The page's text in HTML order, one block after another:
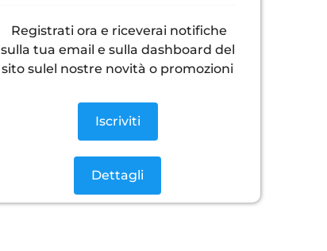
Registrati ora e riceverai notifiche
sulla tua email e sulla dashboard del
sito sulel nostre novità o promozioni
Iscriviti
Dettagli